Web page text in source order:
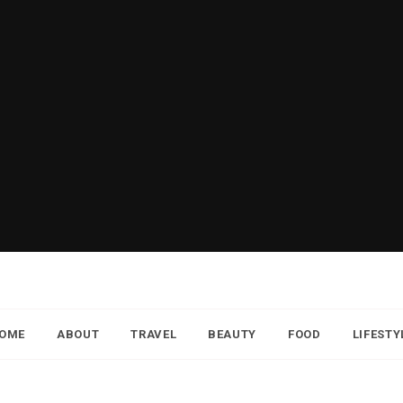
ABOUT TRAVEL BEAUTY FOOD